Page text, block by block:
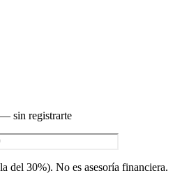
sin registrarte
del 30%). No es asesoría financiera.